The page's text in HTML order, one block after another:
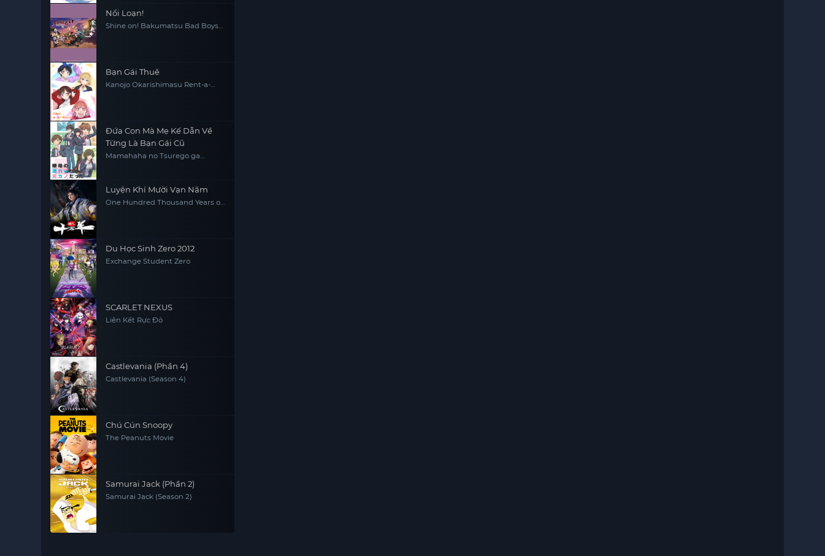
Nổi Loạn!
Shine on! Bakumatsu Bad Boys
Bạn Gái Thuê
Kanojo Okarishimasu Rent-a-
Đứa Con Mà Mẹ Kế Dẫn Về
Từng Là Bạn Gái Cũ
Mamahaha no Tsurego ga
Luyện Khí Mười Vạn Năm
One Hundred Thousand Years of
Du Học Sinh Zero 2012
Exchange Student Zero
SCARLET NEXUS
Liên Kết Rực Đỏ
Castlevania (Phần 4)
Castlevania (Season 4)
Chú Cún Snoopy
The Peanuts Movie
Samurai Jack (Phần 2)
Samurai Jack (Season 2)